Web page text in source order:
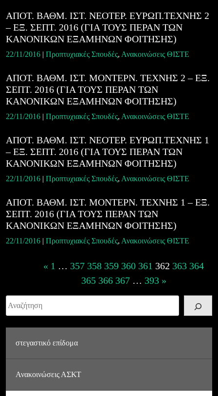
ΑΠΟΤ. ΒΑΘΜ. ΙΣΤ. ΝΕΟΤΕΡ. ΕΥΡΩΠ.ΤΕΧΝΗΣ 2
– ΕΞ. ΣΕΠΤ. 2016 (ΓΙΑ ΤΟΥΣ ΠΕΡΑΝ ΤΩΝ
ΚΑΝΟΝΙΚΩΝ ΕΞΑΜΗΝΩΝ ΦΟΙΤΗΣΗΣ)
22/11/2016 | Προπτυχιακές Σπουδές, Ανακοινώσεις ΘΙΣΤΕ
ΑΠΟΤ. ΒΑΘΜ. ΙΣΤ. ΜΟΝΤΕΡΝ. ΤΕΧΝΗΣ 2 – ΕΞ.
ΣΕΠΤ. 2016 (ΓΙΑ ΤΟΥΣ ΠΕΡΑΝ ΤΩΝ
ΚΑΝΟΝΙΚΩΝ ΕΞΑΜΗΝΩΝ ΦΟΙΤΗΣΗΣ)
22/11/2016 | Προπτυχιακές Σπουδές, Ανακοινώσεις ΘΙΣΤΕ
ΑΠΟΤ. ΒΑΘΜ. ΙΣΤ. ΝΕΟΤΕΡ. ΕΥΡΩΠ.ΤΕΧΝΗΣ 1
– ΕΞ. ΣΕΠΤ. 2016 (ΓΙΑ ΤΟΥΣ ΠΕΡΑΝ ΤΩΝ
ΚΑΝΟΝΙΚΩΝ ΕΞΑΜΗΝΩΝ ΦΟΙΤΗΣΗΣ)
22/11/2016 | Προπτυχιακές Σπουδές, Ανακοινώσεις ΘΙΣΤΕ
ΑΠΟΤ. ΒΑΘΜ. ΙΣΤ. ΜΟΝΤΕΡΝ. ΤΕΧΝΗΣ 1 – ΕΞ.
ΣΕΠΤ. 2016 (ΓΙΑ ΤΟΥΣ ΠΕΡΑΝ ΤΩΝ
ΚΑΝΟΝΙΚΩΝ ΕΞΑΜΗΝΩΝ ΦΟΙΤΗΣΗΣ)
22/11/2016 | Προπτυχιακές Σπουδές, Ανακοινώσεις ΘΙΣΤΕ
« 1 … 357 358 359 360 361 362 363 364
365 366 367 … 393 »
Αναζήτηση
στεγαστικό επίδομα
Ανακοινώσεις ΑΣΚΤ